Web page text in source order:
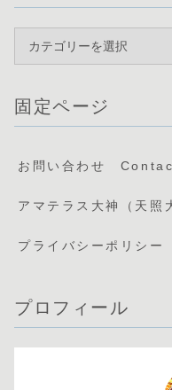
固定ページ
お問い合わせ
アマテラス大神（天
プライバシーポリシ
プロフィール